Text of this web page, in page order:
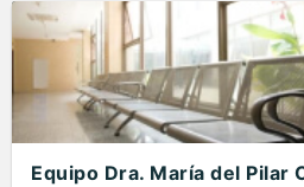
Equipo Dra. María del Pilar